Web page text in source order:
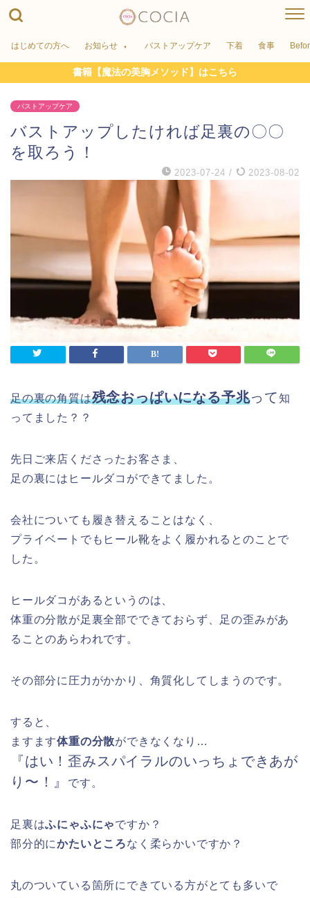
はじめての方へ お知らせ バストアップケア 下着 食事
書籍【魔法の美胸メソッド】はこちら
バストアップケア
バストアップしたければ足裏の〇〇
を取ろう！
2023-07-24 / 2023-08-02
足の裏の角質は残念おっぱいになる予兆って知
ってました？？
先日ご来店くださったお客さま、
足の裏にはヒールダコができてました。
会社についても履き替えることはなく、
プライベートでもヒール靴をよく履かれるとのことで
した。
ヒールダコがあるというのは、
体重の分散が足裏全部でできておらず、足の歪みがあ
ることのあらわれです。
その部分に圧力がかかり、角質化してしまうのです。
すると、
ますます体重の分散ができなくなり…
『はい！歪みスパイラルのいっちょできあが
り〜！』
です。
足裏はふにゃふにゃですか？
部分的にかたいところなく柔らかいですか？
丸のついている箇所にできている方がとても多いで